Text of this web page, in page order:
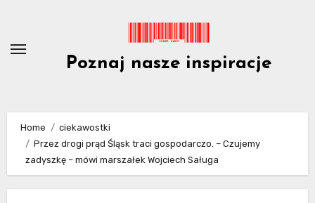
content
Poznaj nasze inspiracje
Home
ciekawostki
Przez drogi prąd Śląsk traci gospodarczo. – Czujemy
zadyszkę – mówi marszałek Wojciech Saługa